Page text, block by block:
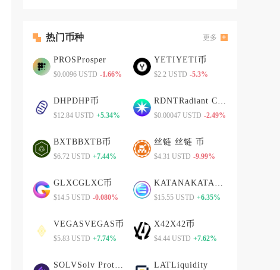
热门币种 更多
PROSProsper
$0.0096 USTD -1.66%
YETIYETI币
$2.2 USTD -5.3%
DHPDHP币
$12.84 USTD +5.34%
RDNTRadiant Capital
$0.00047 USTD -2.49%
BXTBBXTB币
$6.72 USTD +7.44%
丝链 丝链 币
$4.31 USTD -9.99%
GLXCGLXC币
$14.5 USTD -0.080%
KATANAKATANA币
$15.55 USTD +6.35%
VEGASVEGAS币
$5.83 USTD +7.74%
X42X42币
$4.44 USTD +7.62%
SOLVSolv Protocol LATLiquidity